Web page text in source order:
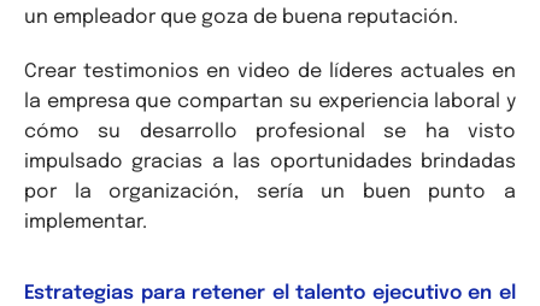
un empleador que goza de buena reputación.
Crear testimonios en video de líderes actuales en
la empresa que compartan su experiencia laboral y
cómo su desarrollo profesional se ha visto
impulsado gracias a las oportunidades brindadas
por la organización, sería un buen punto a
implementar.
Estrategias para retener el talento ejecutivo en el